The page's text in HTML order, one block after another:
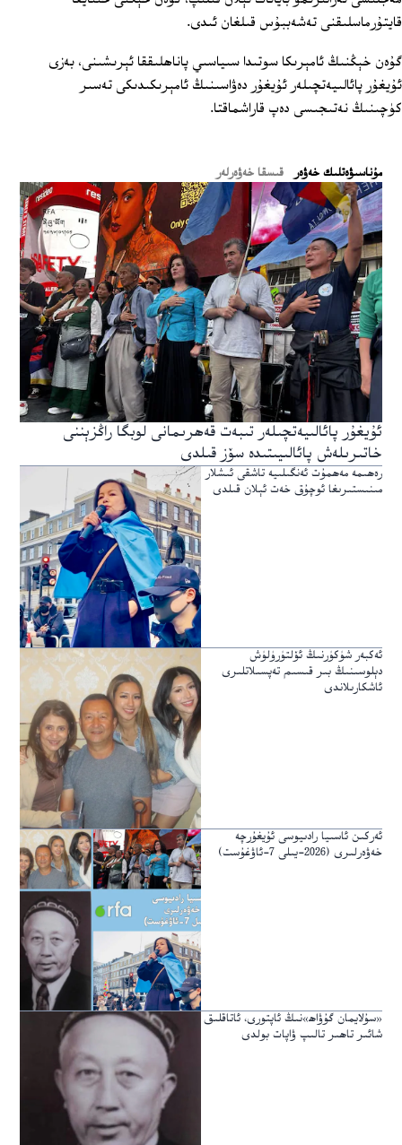
قايتۇرماسلىقنى تەشەببۇس قىلغان ئىدى.
گۇەن خېڭنىڭ ئامېرىكا سوتىدا سىياسىي پاناھلىققا ئېرىشىنى، بەزى
ئۇيغۇر پائالىيەتچىلەر ئۇيغۇر دەۋاسىنىڭ ئامېرىكىدىكى تەسىر
كۈچىنىڭ نەتىجىسى دەپ قاراشماقتا.
ﻣﯘﻧﺎﺳﯩﯟﻩﺗﻠﯩﻚ ﺧﻪﯞﻩﺭ قىسقا خەۋەرلەر
ئۇيغۇر پائالىيەتچىلەر تىبەت قەھرىمانى لوبگا راڭزېننى
خاتىرىلەش پائالىيىتىدە سۆز قىلدى
رەھىمە مەھمۇت ئەنگىلىيە تاشقى ئىشلار
مىنىستىرىغا ئوچۇق خەت ئېلان قىلدى
ئەكبەر شۈكۈرنىڭ ئۆلتۈرۈلۈش
دېلوسىنىڭ بىر قىسىم تەپسىلاتلىرى
ئاشكارىلاندى
ئەركىن ئاسىيا رادىيوسى ئۇيغۇرچە
خەۋەرلىرى (2026-يىلى 7-ئاۋغۇست)
«سۇلايمان گۇۋاھ»نىڭ ئاپتورى، ئاتاقلىق
شائىر تاھىر تالىپ ۋاپات بولدى